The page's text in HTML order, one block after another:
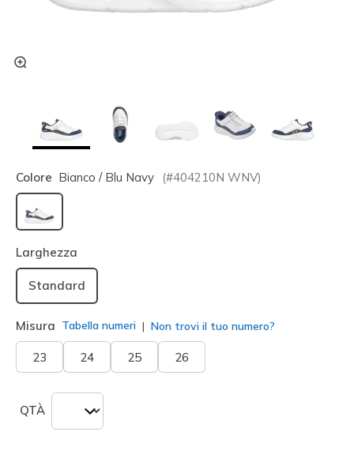
Colore Bianco / Blu Navy (#404210N WNV)
selezionato
Larghezza
Standard
Misura Tabella numeri Non trovi il tuo numero?
23 24 25 26
QTÀ